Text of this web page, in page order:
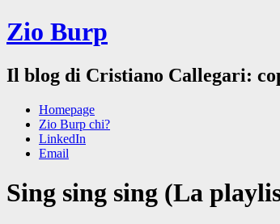
Zio Burp
Il blog di Cristiano Callegari:
Homepage
Zio Burp chi?
LinkedIn
Email
Sing sing sing (La